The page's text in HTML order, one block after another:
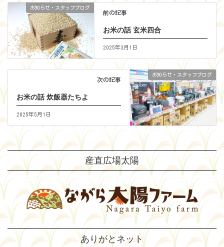
お知らせ・スタッフブログ
前の記事
お米の話 玄米四合
2025年3月1日
お知らせ・スタッフブログ
次の記事
お米の話 炊飯器たちよ
2025年5月1日
産直広場太陽
ありがとネット